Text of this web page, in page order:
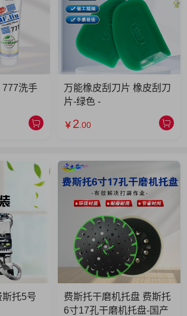
777洗手
万能橡皮刮刀片 橡皮刮刀
片-绿色 -
￥ 2 .00
斯托5号
费斯托干磨机托盘 费斯托
6寸17孔干磨机托盘-国产